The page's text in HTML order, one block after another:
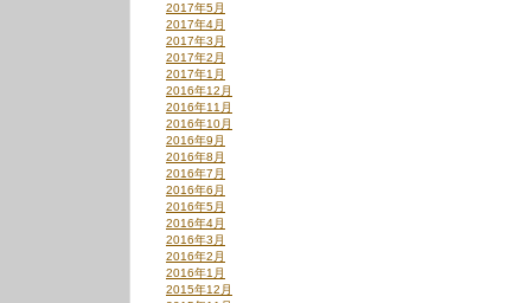
2017年5月
2017年4月
2017年3月
2017年2月
2017年1月
2016年12月
2016年11月
2016年10月
2016年9月
2016年8月
2016年7月
2016年6月
2016年5月
2016年4月
2016年3月
2016年2月
2016年1月
2015年12月